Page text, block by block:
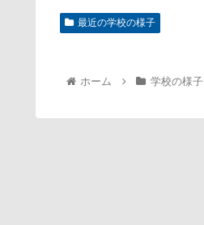
最近の学校の様子
ホーム 学校の様子